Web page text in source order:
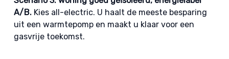
A/B.Kies all-electric. U haalt de meeste besparing
uit een warmtepomp en maakt u klaar voor een
gasvrije toekomst.